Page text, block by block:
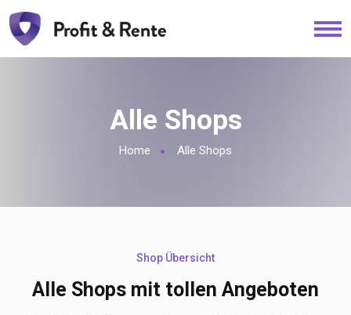
Alle Shops
Home Alle Shops
Shop Übersicht
Alle Shops mit tollen Angeboten